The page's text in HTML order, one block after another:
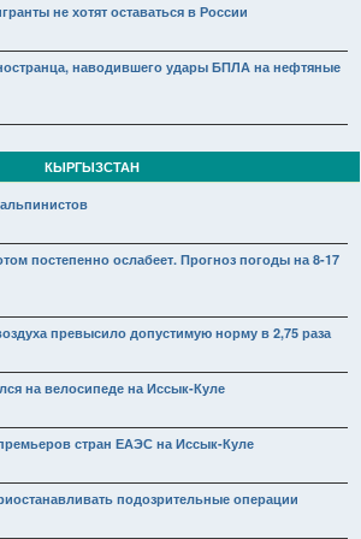
не хотят оставаться в России
наводившего удары БПЛА на нефтяные
КЫРГЫЗСТАН
постепенно ослабеет. Прогноз погоды на 8-17
превысило допустимую норму в 2,75 раза
на велосипеде на Иссык-Куле
стран ЕАЭС на Иссык-Куле
подозрительные операции